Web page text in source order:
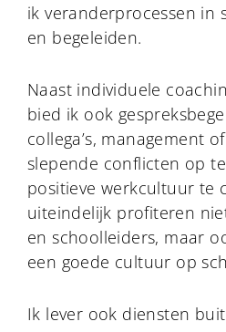
ik veranderprocessen in
en begeleiden.
Naast individuele
bied ik ook
collega’s, management
slepende conflicten op
positieve werkcultuur te
uiteindelijk profiteren
en schoolleiders, maar
een goede cultuur op
Ik lever ook diensten